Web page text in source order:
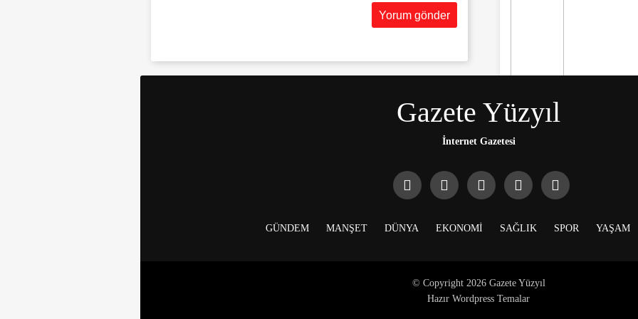
Gazete Yüzyıl
İnternet Gazetesi
GÜNDEM MANŞET DÜNYA EKONOMI SAĞLIK SPOR YAŞAM
© Copyright 2026 Gazete Yüzyıl
Hazır Wordpress Temalar